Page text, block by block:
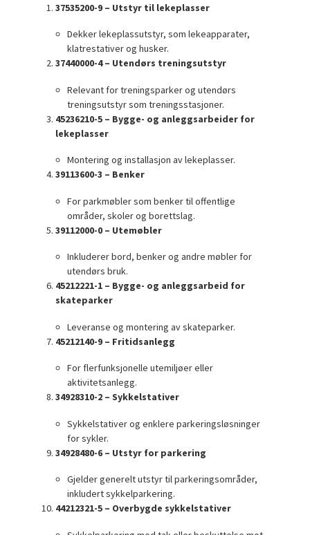
37535200-9 – Utstyr til lekeplasser
Dekker lekeplassutstyr, som lekeapparater,
klatrestativer og husker.
37440000-4 – Utendørs treningsutstyr
Relevant for treningsparker og utendørs
treningsutstyr som treningsstasjoner.
45236210-5 – Bygge- og anleggsarbeider for
lekeplasser
Montering og installasjon av lekeplasser.
39113600-3 – Benker
For parkmøbler som benker til offentlige
områder, skoler og borettslag.
39112000-0 – Utemøbler
Inkluderer bord, benker og andre møbler for
utendørs bruk.
45212221-1 – Bygge- og anleggsarbeid for
skateparker
Leveranse og montering av skateparker.
45212140-9 – Fritidsanlegg
For flerfunksjonelle utemiljøer eller
aktivitetsanlegg.
34928310-2 – Sykkelstativer
Sykkelstativer og enklere parkeringsløsninger
for sykler.
34928480-6 – Utstyr for parkering
Gjelder generelt utstyr til parkeringsområder,
inkludert sykkelparkering.
44212321-5 – Overbygde sykkelstativer